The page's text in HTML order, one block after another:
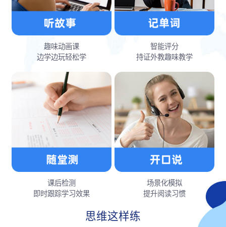
趣味动画课
边学边玩轻松学
智能评分
持证外教趣味教学
课后检测
即时跟踪学习效果
场景化模拟
提升阅读习惯
思维这样练